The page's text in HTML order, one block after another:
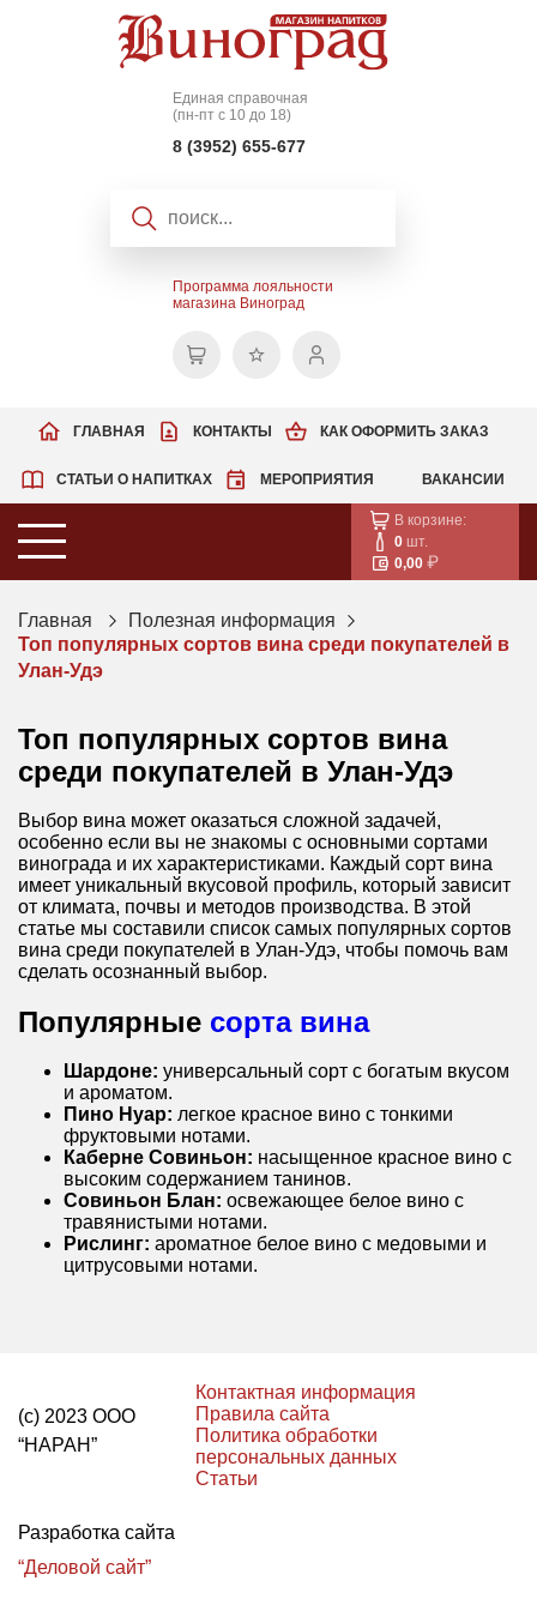
Единая справочная
(пн-пт с 10 до 18)
8 (3952) 655-677
Программа лояльности
магазина Виноград
КАК ОФОРМИТЬ ЗАКАЗ
СТАТЬИ О НАПИТКАХ МЕРОПРИЯТИЯ ВАКАНСИИ
ГЛАВНАЯ КОНТАКТЫ
В корзине:
0 шт.
0,00
Главная
Полезная информация
Топ популярных сортов вина среди покупателей в
Улан-Удэ
Топ популярных сортов вина
среди покупателей в Улан-Удэ
Выбор вина может оказаться сложной задачей,
особенно если вы не знакомы с основными сортами
винограда и их характеристиками. Каждый сорт вина
имеет уникальный вкусовой профиль, который зависит
от климата, почвы и методов производства. В этой
статье мы составили список самых популярных сортов
вина среди покупателей в Улан-Удэ, чтобы помочь вам
сделать осознанный выбор.
Популярные сорта вина
Шардоне: универсальный сорт с богатым вкусом
и ароматом.
Пино Нуар: легкое красное вино с тонкими
фруктовыми нотами.
Каберне Совиньон: насыщенное красное вино с
высоким содержанием танинов.
Совиньон Блан: освежающее белое вино с
травянистыми нотами.
Рислинг: ароматное белое вино с медовыми и
цитрусовыми нотами.
(с) 2023 ООО
“НАРАН”
Контактная информация
Правила сайта
Политика обработки
персональных данных
Статьи
Разработка сайта
“Деловой сайт”